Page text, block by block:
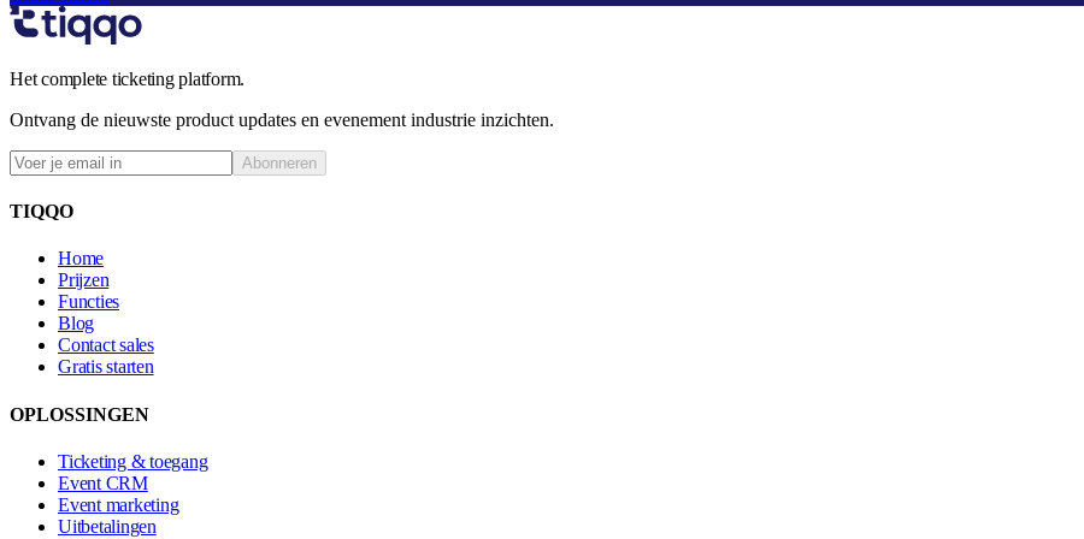
Het complete ticketing platform.
Ontvang de nieuwste product updates en evenement industrie inzichten.
Abonneren
TIQQO
Home
Prijzen
Functies
Blog
Contact sales
Gratis starten
OPLOSSINGEN
Ticketing & toegang
Event CRM
Event marketing
Uitbetalingen